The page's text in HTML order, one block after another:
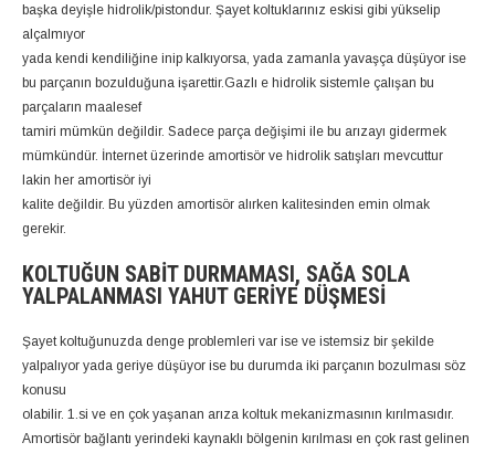
başka deyişle hidrolik/pistondur. Şayet koltuklarınız eskisi gibi yükselip
alçalmıyor
yada kendi kendiliğine inip kalkıyorsa, yada zamanla yavaşça düşüyor ise
bu parçanın bozulduğuna işarettir.Gazlı e hidrolik sistemle çalışan bu
parçaların maalesef
tamiri mümkün değildir. Sadece parça değişimi ile bu arızayı gidermek
mümkündür. İnternet üzerinde amortisör ve hidrolik satışları mevcuttur
lakin her amortisör iyi
kalite değildir. Bu yüzden amortisör alırken kalitesinden emin olmak
gerekir.
KOLTUĞUN SABIT DURMAMASI, SAĞA SOLA
YALPALANMASI YAHUT GERIYE DÜŞMESI
Şayet koltuğunuzda denge problemleri var ise ve istemsiz bir şekilde
yalpalıyor yada geriye düşüyor ise bu durumda iki parçanın bozulması söz
konusu
olabilir. 1.si ve en çok yaşanan arıza koltuk mekanizmasının kırılmasıdır.
Amortisör bağlantı yerindeki kaynaklı bölgenin kırılması en çok rast gelinen